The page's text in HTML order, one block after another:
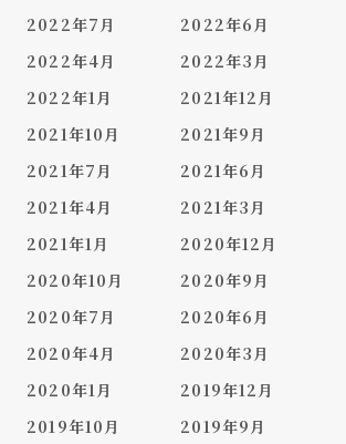
2022年7月
2022年6月
2022年4月
2022年3月
2022年1月
2021年12月
2021年10月
2021年9月
2021年7月
2021年6月
2021年4月
2021年3月
2021年1月
2020年12月
2020年10月
2020年9月
2020年7月
2020年6月
2020年4月
2020年3月
2020年1月
2019年12月
2019年10月
2019年9月